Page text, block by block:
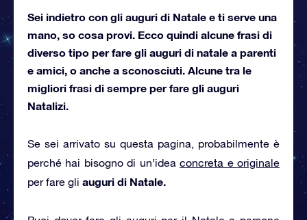
Sei indietro con gli auguri di Natale e ti serve una
mano, so cosa provi. Ecco quindi alcune frasi di
diverso tipo per fare gli auguri di natale a parenti
e amici, o anche a sconosciuti. Alcune tra le
migliori frasi di sempre per fare gli auguri
Natalizi.
Se sei arrivato su questa pagina, probabilmente è
perché hai bisogno di un’ideaconcreta e originale
per fare gli auguri di Natale.